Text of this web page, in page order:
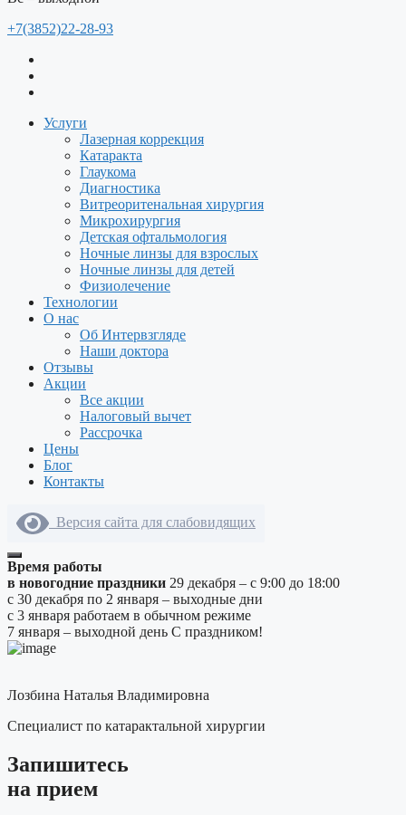
+7(3852)22-28-93
Услуги
Лазерная коррекция
Катаракта
Глаукома
Диагностика
Витреоритенальная хирургия
Микрохирургия
Детская офтальмология
Ночные линзы для взрослых
Ночные линзы для детей
Физиолечение
Технологии
О нас
Об Интервзгляде
Наши доктора
Отзывы
Акции
Все акции
Налоговый вычет
Рассрочка
Цены
Блог
Контакты
Версия сайта для слабовидящих
Время работы
в новогодние праздники 29 декабря – с 9:00 до 18:00
с 30 декабря по 2 января – выходные дни
с 3 января работаем в обычном режиме
7 января – выходной день С праздником!
Лозбина Наталья Владимировна
Специалист по катарактальной хирургии
Запишитесь
на прием